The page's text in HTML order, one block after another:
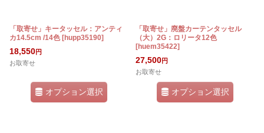
「取寄せ」キータッセル：アンティ
カ14.5cm /14色 [hupp35190]
18,550円
お取寄せ
オプション選択
「取寄せ」廃盤カーテンタッセル
（大）2G：ロリータ12色
[huem35422]
27,500円
お取寄せ
オプション選択